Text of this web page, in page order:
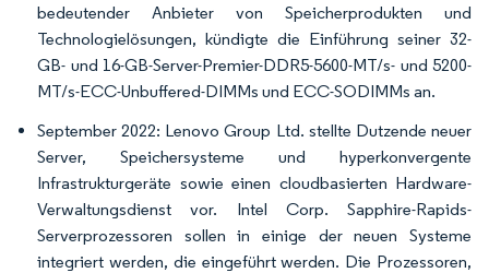
bedeutender Anbieter von Speicherprodukten und
Technologielösungen, kündigte die Einführung seiner 32-
GB- und 16-GB-Server-Premier-DDR5-5600-MT/s- und 5200-
MT/s-ECC-Unbuffered-DIMMs und ECC-SODIMMs an.
September 2022: Lenovo Group Ltd. stellte Dutzende neuer
Server, Speichersysteme und hyperkonvergente
Infrastrukturgeräte sowie einen cloudbasierten Hardware-
Verwaltungsdienst vor. Intel Corp. Sapphire-Rapids-
Serverprozessoren sollen in einige der neuen Systeme
integriert werden, die eingeführt werden. Die Prozessoren,